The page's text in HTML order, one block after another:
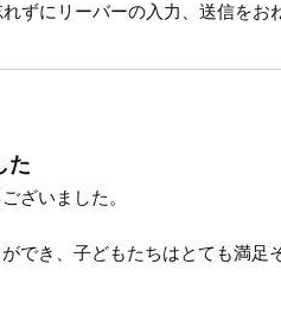
ずにリーバーの入力、送信をお
た
ざいました。
き、子どもたちはとても満足